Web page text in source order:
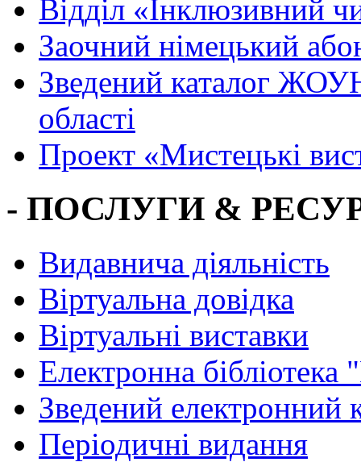
Вiддiл «Інклюзивний
Заочний німецький
Зведений каталог
області
Проект «Мистецькі
- ПОСЛУГИ &
Видавнича діяльність
Віртуальна довідка
Віртуальні виставки
Електронна
Зведений електронний
Періодичні видання